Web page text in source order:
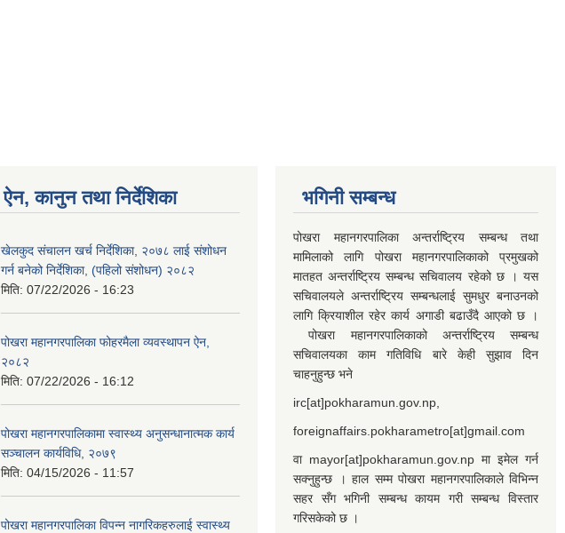
ऐन, कानुन तथा निर्देशिका
खेलकुद संचालन खर्च निर्देशिका, २०७८ लाई संशोधन
गर्न बनेको निर्देशिका, (पहिलो संशोधन) २०८२
मिति: 07/22/2026 - 16:23
पोखरा महानगरपालिका फोहरमैला व्यवस्थापन ऐन,
२०८२
मिति: 07/22/2026 - 16:12
पोखरा महानगरपालिकामा स्वास्थ्य अनुसन्धानात्मक कार्य
सञ्चालन कार्यविधि, २०७९
मिति: 04/15/2026 - 11:57
पोखरा महानगरपालिका विपन्न नागरिकहरुलाई स्वास्थ्य
भगिनी सम्बन्ध
पोखरा महानगरपालिका अन्तर्राष्ट्रिय सम्बन्ध तथा
मामिलाको लागि पोखरा महानगरपालिकाको प्रमुखको
मातहत अन्तर्राष्ट्रिय सम्बन्ध सचिवालय रहेको छ । यस
सचिवालयले अन्तर्राष्ट्रिय सम्बन्धलाई सुमधुर बनाउनको
लागि क्रियाशील रहेर कार्य अगाडी बढाउँदै आएको छ ।
पोखरा महानगरपालिकाको अन्तर्राष्ट्रिय सम्बन्ध
सचिवालयका काम गतिविधि बारे केही सुझाव दिन
चाहनुहुन्छ भने
irc[at]pokharamun.gov.np,
foreignaffairs.pokharametro[at]gmail.com
वा mayor[at]pokharamun.gov.np मा इमेल गर्न
सक्नुहुन्छ । हाल सम्म पोखरा महानगरपालिकाले विभिन्न
सहर सँग भगिनी सम्बन्ध कायम गरी सम्बन्ध विस्तार
गरिसकेको छ ।